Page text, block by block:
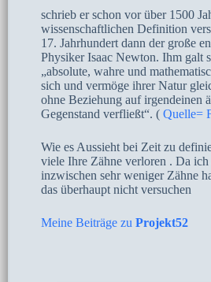
schrieb er schon vor über 1500
wissenschaftlichen Definition
17. Jahrhundert dann der große
Physiker Isaac Newton. Ihm galt
„absolute, wahre und
sich und vermöge ihrer Natur
ohne Beziehung auf irgendeinen
Gegenstand verfließt“. ( Quelle=
Wie es Aussieht bei Zeit zu
viele Ihre Zähne verloren . Da ich
inzwischen sehr weniger Zähne
das überhaupt nicht versuchen
Meine Beiträge zu Projekt52